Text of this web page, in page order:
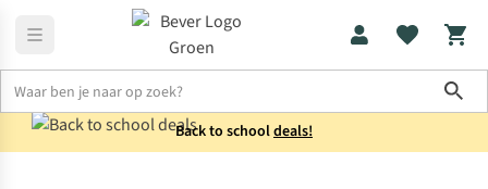
Back to schooldeals!